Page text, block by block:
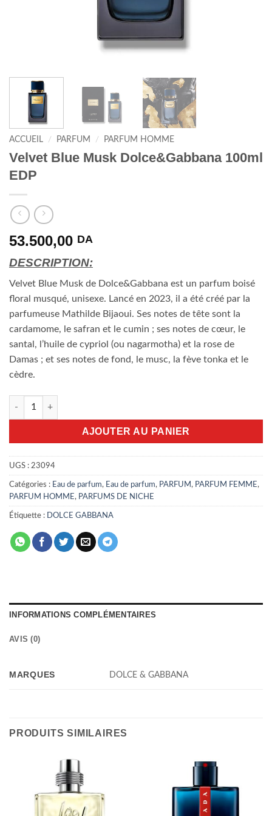
ACCUEIL / PARFUM / PARFUM HOMME
Velvet Blue Musk Dolce&Gabbana 100ml
EDP
53.500,00 DA
DESCRIPTION:
Velvet Blue Musk de Dolce&Gabbana est un parfum boisé
floral musqué, unisexe. Lancé en 2023, il a été créé par la
parfumeuse Mathilde Bijaoui. Ses notes de tête sont la
cardamome, le safran et le cumin ; ses notes de cœur, le
santal, l’huile de cypriol (ou nagarmotha) et la rose de
Damas ; et ses notes de fond, le musc, la fève tonka et le
cèdre.
quantité de Velvet Blue Musk Dolce&Gabbana 100ml EDP
AJOUTER AU PANIER
UGS : 23094
Catégories : Eau de parfum, Eau de parfum, PARFUM , PARFUM FEMME ,
PARFUM HOMME , PARFUMS DE NICHE
Étiquette : DOLCE GABBANA
INFORMATIONS COMPLÉMENTAIRES
AVIS (0)
MARQUES DOLCE & GABBANA
PRODUITS SIMILAIRES